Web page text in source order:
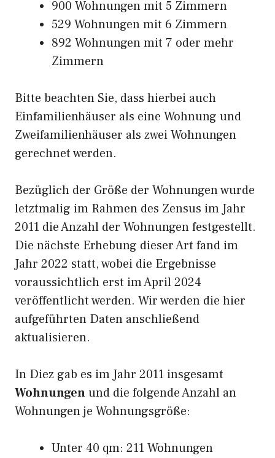
900 Wohnungen mit 5 Zimmern
529 Wohnungen mit 6 Zimmern
892 Wohnungen mit 7 oder mehr
Zimmern
Bitte beachten Sie, dass hierbei auch
Einfamilienhäuser als eine Wohnung und
Zweifamilienhäuser als zwei Wohnungen
gerechnet werden.
Bezüglich der Größe der Wohnungen wurde
letztmalig im Rahmen des Zensus im Jahr
2011 die Anzahl der Wohnungen festgestellt.
Die nächste Erhebung dieser Art fand im
Jahr 2022 statt, wobei die Ergebnisse
voraussichtlich erst im April 2024
veröffentlicht werden. Wir werden die hier
aufgeführten Daten anschließend
aktualisieren.
In Diez gab es im Jahr 2011 insgesamt
Wohnungenund die folgende Anzahl an
Wohnungen je Wohnungsgröße:
Unter 40 qm: 211 Wohnungen